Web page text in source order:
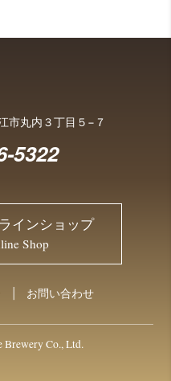
市丸内３丁目５−７
5322
インショップ
Shop
お問い合わせ
Brewery Co., Ltd.